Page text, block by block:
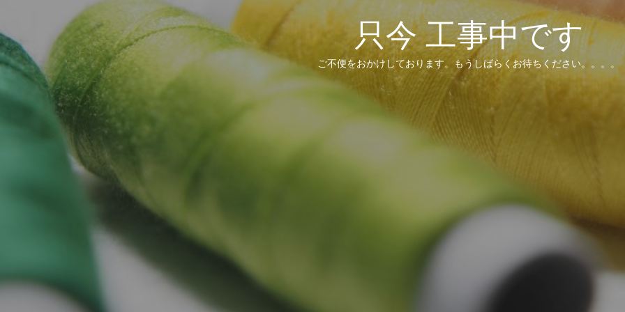
只今 工事中です
ご不便をおかけしております。もうしばらくお待ちください。。。。